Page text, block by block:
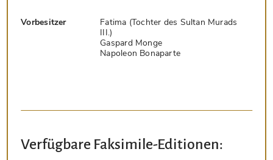
Vorbesitzer
Fatima (Tochter des Sultan Murads
III.)
Gaspard Monge
Napoleon Bonaparte
Verfügbare Faksimile-Editionen: